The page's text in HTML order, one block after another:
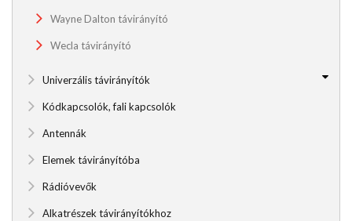
Wayne Dalton távirányító
Wecla távirányító
Univerzális távirányítók
Kódkapcsolók, fali kapcsolók
Antennák
Elemek távirányítóba
Rádióvevők
Alkatrészek távirányítókhoz